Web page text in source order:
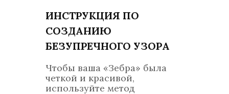
ИНСТРУКЦИЯ ПО
СОЗДАНИЮ
БЕЗУПРЕЧНОГО УЗОРА
Чтобы ваша «Зебра» была
четкой и красивой,
используйте метод